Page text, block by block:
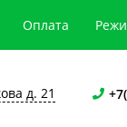
Оплата
д. 21